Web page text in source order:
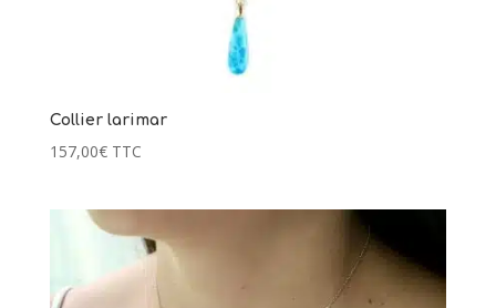
Collier larimar
157,00€ TTC